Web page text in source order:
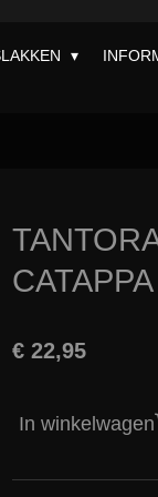
€ 22,95
In winkelwagen